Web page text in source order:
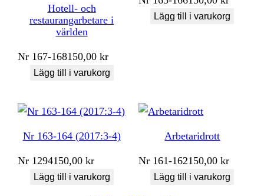
Hotell- och
restaurangarbetare i
världen
Nr 167-168150,00kr
Lägg till i varukorg
Lägg till i varukorg
Nr 163-164 (2017:3-4)
Nr 1294150,00kr
Lägg till i varukorg
Arbetaridrott
Nr 161-162150,00kr
Lägg till i varukorg